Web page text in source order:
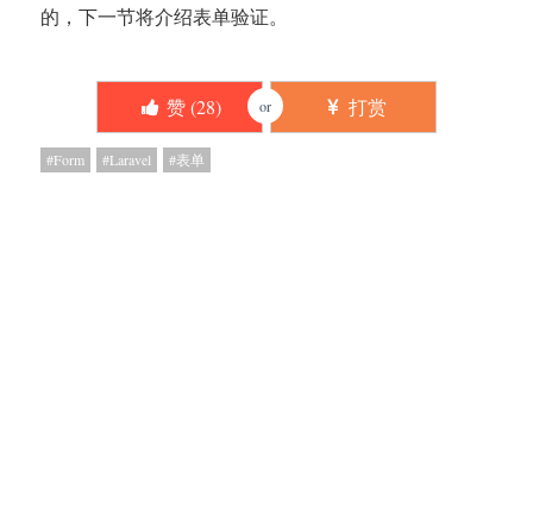
的，下一节将介绍表单验证。
赞 (28) or 打赏
Form Laravel 表单